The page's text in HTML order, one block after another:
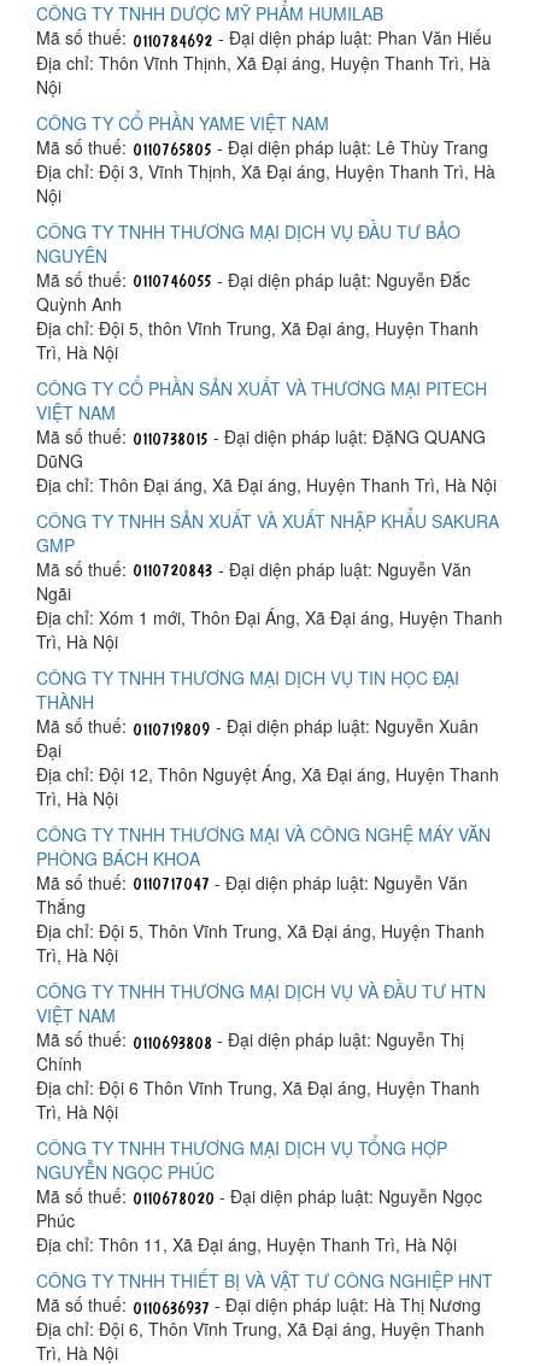
CÔNG TY TNHH DƯỢC MỸ PHẨM HUMILAB
Mã số thuế:
- Đại diện pháp luật: Phan Văn Hiếu
Địa chỉ: Thôn Vĩnh Thịnh, Xã Đại áng, Huyện Thanh Trì, Hà
Nội
CÔNG TY CỔ PHẦN YAME VIỆT NAM
Mã số thuế:
- Đại diện pháp luật: Lê Thùy Trang
Địa chỉ: Đội 3, Vĩnh Thịnh, Xã Đại áng, Huyện Thanh Trì, Hà
Nội
CÔNG TY TNHH THƯƠNG MẠI DỊCH VỤ ĐẦU TƯ BẢO
NGUYÊN
Mã số thuế:
- Đại diện pháp luật: Nguyễn Đắc
Quỳnh Anh
Địa chỉ: Đội 5, thôn Vĩnh Trung, Xã Đại áng, Huyện Thanh
Trì, Hà Nội
CÔNG TY CỔ PHẦN SẢN XUẤT VÀ THƯƠNG MẠI PITECH
VIỆT NAM
Mã số thuế:
- Đại diện pháp luật: ĐặNG QUANG
DũNG
Địa chỉ: Thôn Đại áng, Xã Đại áng, Huyện Thanh Trì, Hà Nội
CÔNG TY TNHH SẢN XUẤT VÀ XUẤT NHẬP KHẨU SAKURA
GMP
Mã số thuế:
- Đại diện pháp luật: Nguyễn Văn
Ngãi
Địa chỉ: Xóm 1 mới, Thôn Đại Áng, Xã Đại áng, Huyện Thanh
Trì, Hà Nội
CÔNG TY TNHH THƯƠNG MẠI DỊCH VỤ TIN HỌC ĐẠI
THÀNH
Mã số thuế:
- Đại diện pháp luật: Nguyễn Xuân
Đại
Địa chỉ: Đội 12, Thôn Nguyệt Áng, Xã Đại áng, Huyện Thanh
Trì, Hà Nội
CÔNG TY TNHH THƯƠNG MẠI VÀ CÔNG NGHỆ MÁY VĂN
PHÒNG BÁCH KHOA
Mã số thuế:
- Đại diện pháp luật: Nguyễn Văn
Thắng
Địa chỉ: Đội 5, Thôn Vĩnh Trung, Xã Đại áng, Huyện Thanh
Trì, Hà Nội
CÔNG TY TNHH THƯƠNG MẠI DỊCH VỤ VÀ ĐẦU TƯ HTN
VIỆT NAM
Mã số thuế:
- Đại diện pháp luật: Nguyễn Thị
Chính
Địa chỉ: Đội 6 Thôn Vĩnh Trung, Xã Đại áng, Huyện Thanh
Trì, Hà Nội
CÔNG TY TNHH THƯƠNG MẠI DỊCH VỤ TỔNG HỢP
NGUYỄN NGỌC PHÚC
Mã số thuế:
- Đại diện pháp luật: Nguyễn Ngọc
Phúc
Địa chỉ: Thôn 11, Xã Đại áng, Huyện Thanh Trì, Hà Nội
CÔNG TY TNHH THIẾT BỊ VÀ VẬT TƯ CÔNG NGHIỆP HNT
Mã số thuế:
- Đại diện pháp luật: Hà Thị Nương
Địa chỉ: Đội 6, Thôn Vĩnh Trung, Xã Đại áng, Huyện Thanh
Trì, Hà Nội